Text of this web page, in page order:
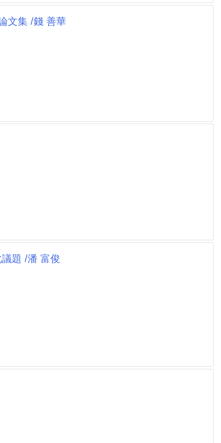
文集 /錢 善華
題 /潘 富俊